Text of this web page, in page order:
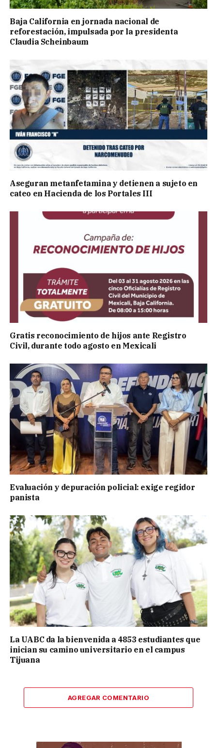
Baja California en jornada nacional de
reforestación, impulsada por la presidenta
Claudia Scheinbaum
Aseguran metanfetamina y detienen a sujeto en
cateo en Hacienda de los Portales III
Gratis reconocimiento de hijos ante Registro
Civil, durante todo agosto en Mexicali
Evaluación y depuración policial: exige regidor
panista
La UABC da la bienvenida a 4853 estudiantes que
inician su camino universitario en el campus
Tijuana
AGREGAR COMENTARIO